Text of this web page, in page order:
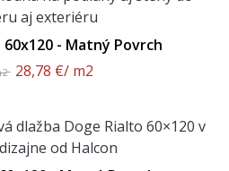
60x120 - Matný Povrch
28,78 €/ m2